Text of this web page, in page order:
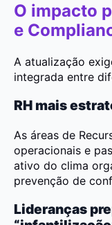
O impacto
e
A atualização
integrada entre
RH mais
As áreas de
operacionais e
ativo do clima
prevenção de
Lideranças